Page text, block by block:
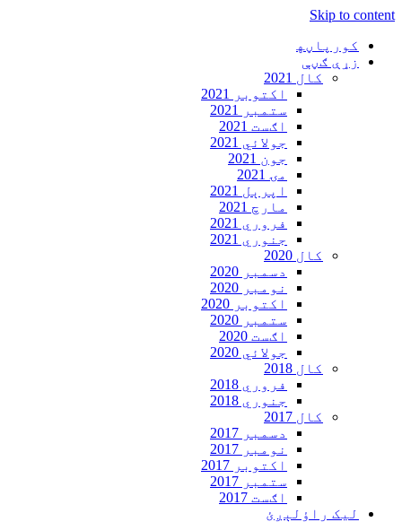
Skip to content
کورپاڼه‍
زړې ګڼې
کال 2021
اکتوبر 2021
ستمبر 2021
اګست 2021
جولائي 2021
جون 2021
مۍ 2021
اپرېل 2021
مارچ 2021
فروري 2021
جنوري 2021
کال 2020
دسمبر 2020
نومبر 2020
اکتوبر 2020
ستمبر 2020
اګست 2020
جولائي 2020
کال 2018
فروري 2018
جنوري 2018
کال 2017
دسمبر 2017
نومبر 2017
اکتوبر 2017
ستمبر 2017
اګست 2017
ليک راؤلېږئ